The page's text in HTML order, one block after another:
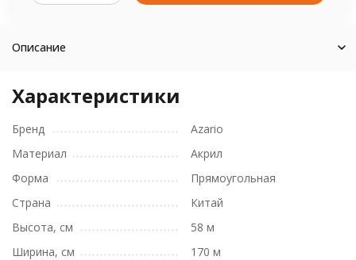
Описание
Характеристики
Бренд
Azario
Материал
Акрил
Форма
Прямоугольная
Страна
Китай
Высота, см
58 м
Ширина, см
170 м